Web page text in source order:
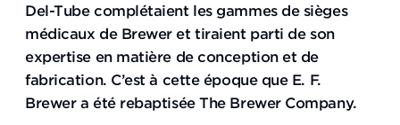
Del-Tube complétaient les gammes de sièges
médicaux de Brewer et tiraient parti de son
expertise en matière de conception et de
fabrication. C’est à cette époque que E. F.
Brewer a été rebaptisée The Brewer Company.